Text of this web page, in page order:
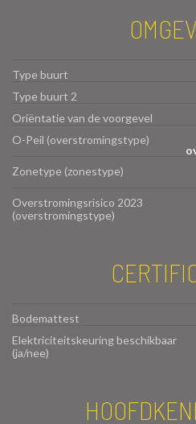
Type buurt
Type buurt 2
Oriëntatie van de voorgevel
O-Peil (overstromingstype)
Zonetype (zonestype)
Overstromingsrisico 2023
(overstromingstype)
Bodemattest
Elektriciteitskeuring beschikbaar
(ja/nee)